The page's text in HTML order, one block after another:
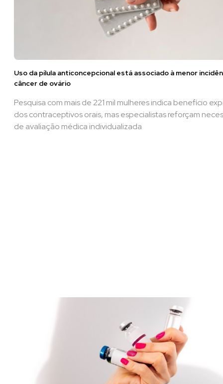
Uso da pílula anticoncepcional está associado à menor
câncer de ovário
Pesquisa com mais de 221 mil mulheres indica benefício
dos contraceptivos orais, mas especialistas reforçam
de avaliação médica individualizada